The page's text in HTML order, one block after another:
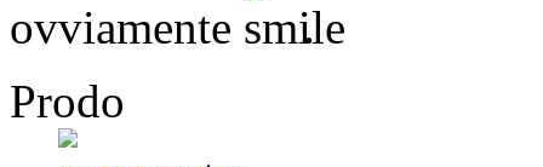
ovviamente
.
Prodo